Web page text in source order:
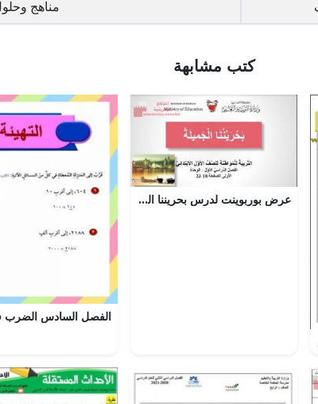
مناهج
كتب مشابهة
عرض بوربوينت لدرس بحريننا الجميلة